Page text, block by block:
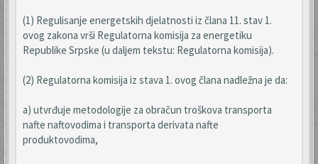
(1) Regulisanje energetskih djelatnosti iz člana 11. stav 1.
ovog zakona vrši Regulatorna komisija za energetiku
Republike Srpske (u daljem tekstu: Regulatorna komisija).
(2) Regulatorna komisija iz stava 1. ovog člana nadležna je da:
a) utvrđuje metodologije za obračun troškova transporta
nafte naftovodima i transporta derivata nafte
produktovodima,